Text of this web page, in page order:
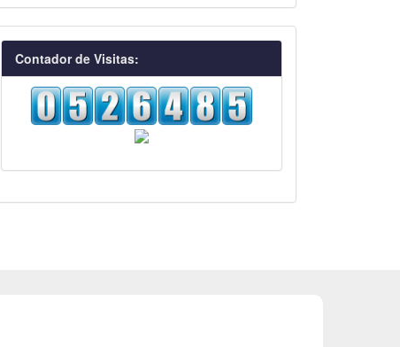
visitas
Contador de Visitas: